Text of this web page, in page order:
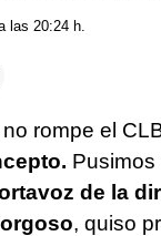
las 20:24 h.
no rompe el
Pusimos
de la
, quiso